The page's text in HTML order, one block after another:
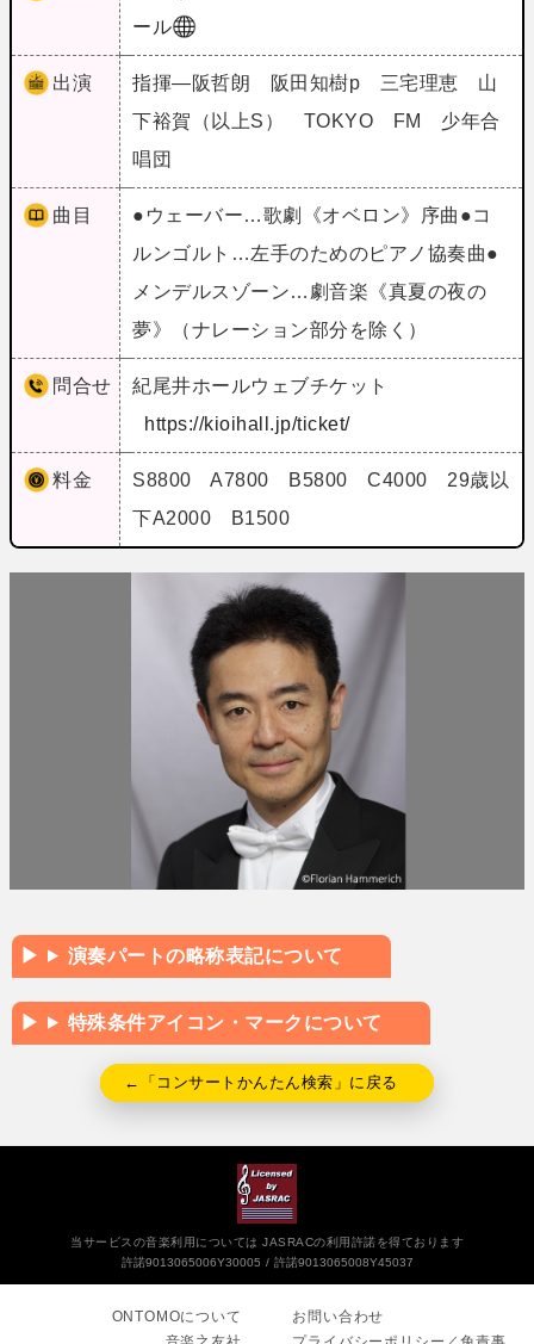
ール
出演
指揮―阪哲朗 阪田知樹p 三宅理恵 山
下裕賀（以上S） TOKYO FM 少年合
唱団
曲目
●ウェーバー…歌劇《オベロン》序曲●コ
ルンゴルト…左手のためのピアノ協奏曲●
メンデルスゾーン…劇音楽《真夏の夜の
夢》（ナレーション部分を除く）
問合せ
紀尾井ホールウェブチケット
https://kioihall.jp/ticket/
料金
S8800 A7800 B5800 C4000 29歳以
下A2000 B1500
演奏パートの略称表記について
特殊条件アイコン・マークについて
←「コンサートかんたん検索」に戻る
当サービスの音楽利用については JASRACの利用許諾を得ております
許諾9013065006Y30005
許諾9013065008Y45037
ONTOMOについて
お問い合わせ